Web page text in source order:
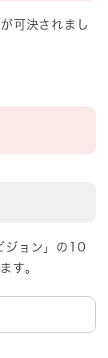
可決されまし
ジョン」の10
す。